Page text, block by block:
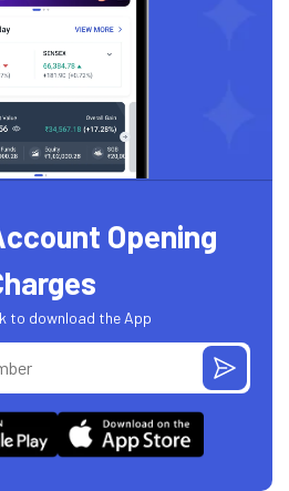
Opening
to download the App